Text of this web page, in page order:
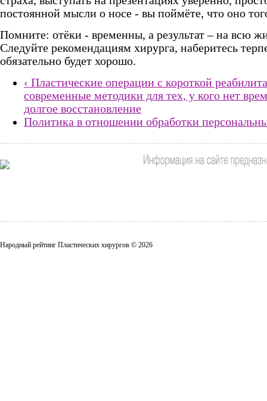
постоянной мысли о носе - вы поймёте, что оно
Помните: отёки - временны, а результат – на всю
Следуйте рекомендациям хирурга, наберитесь
обязательно будет хорошо.
‹ Пластические операции с короткой
современные методики для тех, у кого нет
долгое восстановление
Политика в отношении обработки
Народный рейтинг Пластических хирургов © 2026